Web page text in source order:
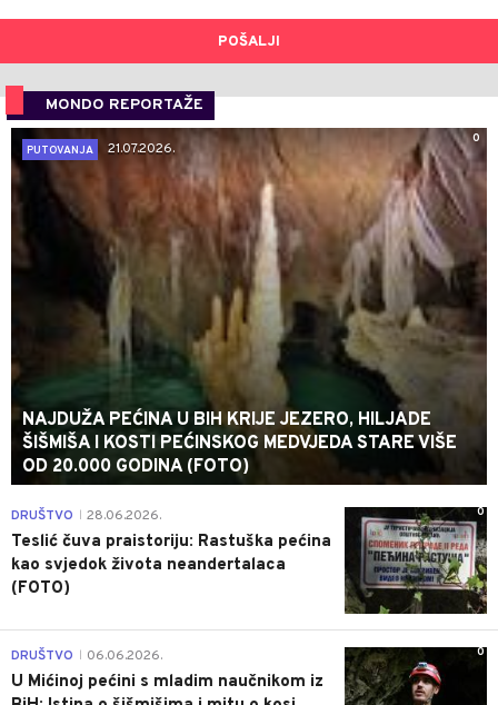
POŠALJI
MONDO REPORTAŽE
0
PUTOVANJA
21.07.2026.
NAJDUŽA PEĆINA U BIH KRIJE JEZERO, HILJADE
ŠIŠMIŠA I KOSTI PEĆINSKOG MEDVJEDA STARE VIŠE
OD 20.000 GODINA (FOTO)
0
DRUŠTVO 28.06.2026.
Teslić čuva praistoriju: Rastuška pećina
kao svjedok života neandertalaca
(FOTO)
0
DRUŠTVO 06.06.2026.
U Mićinoj pećini s mladim naučnikom iz